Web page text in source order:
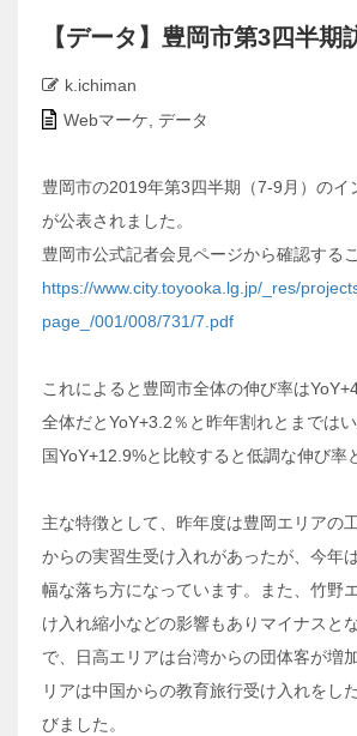
【データ】豊岡市第3四半期
k.ichiman
Webマーケ データ
豊岡市の2019年第3四半期（7-9月）のイ
が公表されました。
豊岡市公式記者会見ページから確認する
https://www.city.toyooka.lg.jp/_res/
page_/001/008/731/7.pdf
これによると豊岡市全体の伸び率は
全体だとYoY+3.2％と昨年割れとまでは
国YoY+12.9%と比較すると低調な伸び率
主な特徴として、昨年度は豊岡エリアの
からの実習生受け入れがあったが、今年
幅な落ち方になっています。また、竹野
け入れ縮小などの影響もありマイナスと
で、日高エリアは台湾からの団体客が増
リアは中国からの教育旅行受け入れをし
びました。